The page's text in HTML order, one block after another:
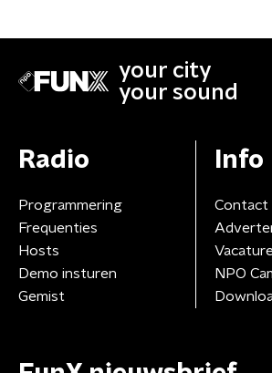
your city
your sound
Radio
Programmering
Frequenties
Hosts
Demo insturen
Gemist
Info
Contact
NPO